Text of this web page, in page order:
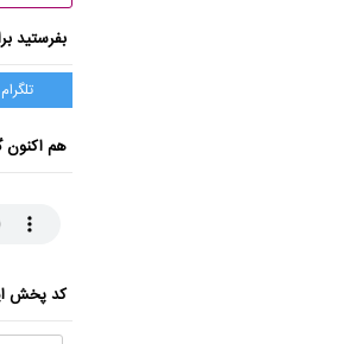
بفرستید
تلگرام
هم
کد پخش